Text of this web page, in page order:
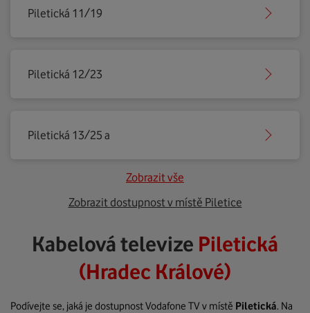
Piletická 11/19
Piletická 12/23
Piletická 13/25 a
Zobrazit vše
Zobrazit dostupnost v místě Piletice
Kabelová televize Piletická
(Hradec Králové)
Podívejte se, jaká je dostupnost Vodafone TV v místě Piletická. Na